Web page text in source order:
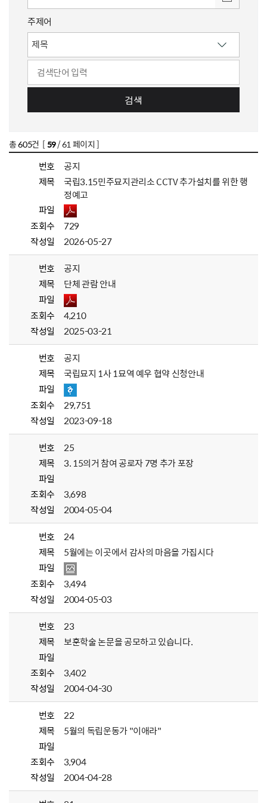
주제어
검색
총605건 [59/ 61 페이지 ]
번호
공지
제목
국립3.15민주묘지관리소 CCTV 추가설치를 위한 행
정예고
파일
조회수
729
작성일
2026-05-27
번호
공지
제목
단체 관람 안내
파일
조회수
4,210
작성일
2025-03-21
번호
공지
제목
국립묘지 1사 1묘역 예우 협약 신청안내
파일
조회수
29,751
작성일
2023-09-18
번호
25
제목
3. 15의거 참여 공로자 7명 추가 포장
파일
조회수
3,698
작성일
2004-05-04
번호
24
제목
5월에는 이곳에서 감사의 마음을 가집시다
파일
조회수
3,494
작성일
2004-05-03
번호
23
제목
보훈학술 논문을 공모하고 있습니다.
파일
조회수
3,402
작성일
2004-04-30
번호
22
제목
5월의 독립운동가 "이애라"
파일
조회수
3,904
작성일
2004-04-28